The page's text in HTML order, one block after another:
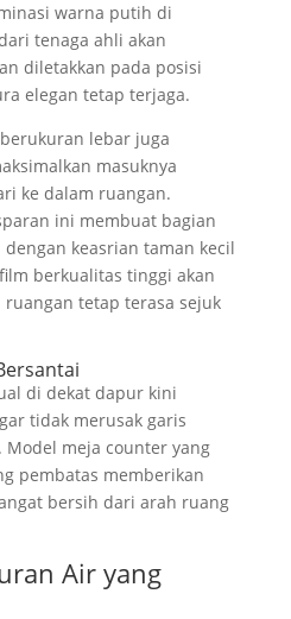
warna putih di
tenaga ahli akan
diletakkan pada posisi
elegan tetap terjaga.
lebar juga
masuknya
ke dalam ruangan.
ini membuat bagian
keasrian taman kecil
berkualitas tinggi akan
tetap terasa sejuk
di dekat dapur kini
tidak merusak garis
meja counter yang
pembatas memberikan
bersih dari arah ruang
Air yang